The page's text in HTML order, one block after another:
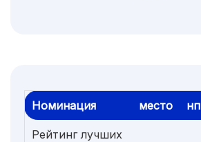
Номинация место
Рейтинг лучших